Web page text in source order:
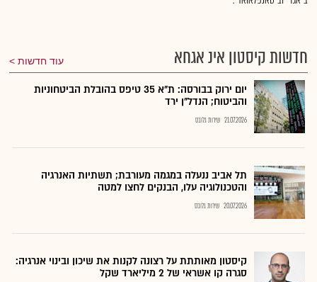
חדשות קיסטון אינ אגחא עוד חדשות
יום ירוק בבורסה: ת"א 35 טיפס בהובלת הביטחוניות
והביטוח; הנדל"ן ירד
21.07.2026 שירות גלובס
תל אביב ננעלה במגמה מעורבת; תשתיות האנרגיה
והטכנולוגיה עלו, הבנקים לחצו למטה
20.07.2026 שירות גלובס
קיסטון מאותתת על רצונה לקנות את שיכון ובינוי אנרגיה:
סגרה קו אשראי של 2 מיליארד שקל